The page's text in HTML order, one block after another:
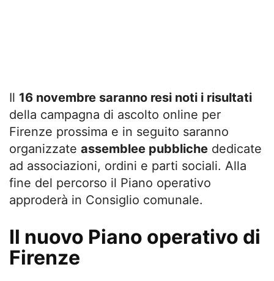
Il 16 novembre saranno resi noti i risultati
della campagna di ascolto online per
Firenze prossima e in seguito saranno
organizzate assemblee pubbliche dedicate
ad associazioni, ordini e parti sociali. Alla
fine del percorso il Piano operativo
approderà in Consiglio comunale.
Il nuovo Piano operativo di
Firenze